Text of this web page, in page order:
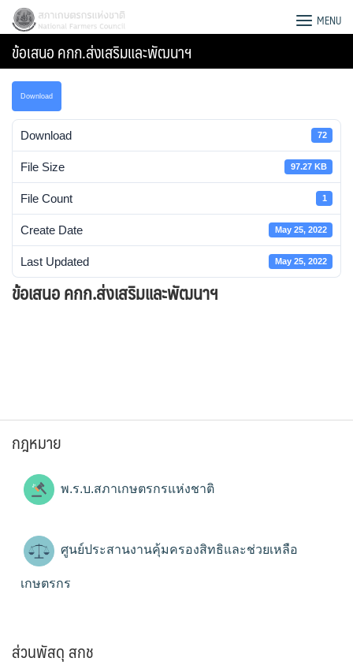
Skip
content
Search
สภาเกษตรกรแห่งชาติ MENU
ข้อเสนอ คกก.ส่งเสริมและพัฒนาฯ
Download
Download 72
File Size 97.27 KB
File Count 1
Create Date May 25, 2022
Last Updated May 25, 2022
ข้อเสนอ คกก.ส่งเสริมและพัฒนาฯ
กฎหมาย
พ.ร.บ.สภาเกษตรกรแห่งชาติ
ศูนย์ประสานงานคุ้มครองสิทธิและช่วยเหลือ
เกษตรกร
ส่วนพัสดุ สกช